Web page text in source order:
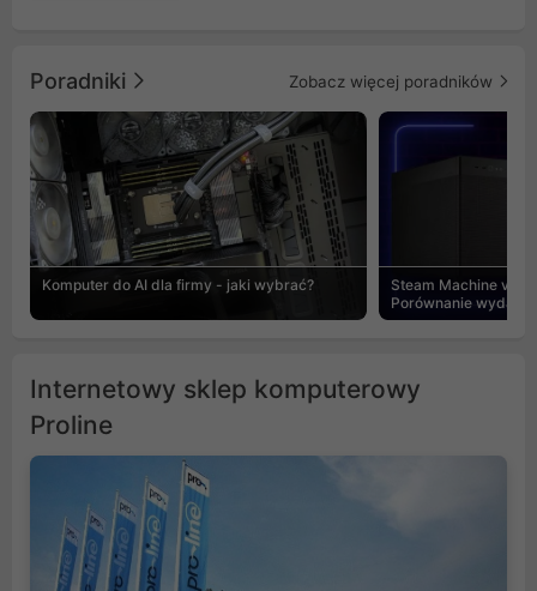
Poradniki Zobacz więcej poradników
Komputer do AI dla firmy - jaki wybrać?
Steam Machine vs
Porównanie
Internetowy sklep komputerowy
Proline